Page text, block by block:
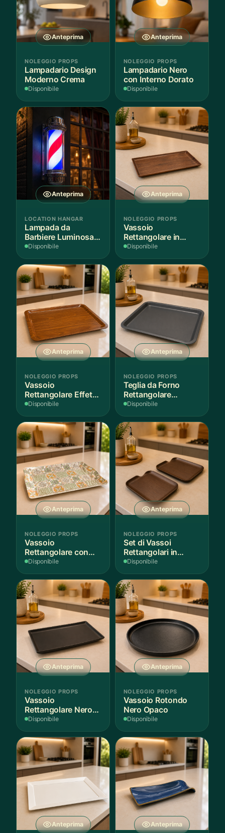
Anteprima
NOLEGGIO PROPS
Lampadario Design
Moderno Crema
Disponibile
Anteprima
NOLEGGIO PROPS
Lampadario Nero
con Interno Dorato
Disponibile
Anteprima
LOCATION HANGAR
Lampada da
Barbiere Luminosa
Rotante
Disponibile
Anteprima
NOLEGGIO PROPS
Vassoio
Rettangolare in
Legno Scuro
Disponibile
Anteprima
NOLEGGIO PROPS
Vassoio
Rettangolare Effetto
Legno
Disponibile
Anteprima
NOLEGGIO PROPS
Teglia da Forno
Rettangolare
Antiaderente
Disponibile
Anteprima
NOLEGGIO PROPS
Vassoio
Rettangolare con
Fantasia
Disponibile
Anteprima
NOLEGGIO PROPS
Set di Vassoi
Rettangolari in
Finitura Legno
Disponibile
Anteprima
NOLEGGIO PROPS
Vassoio
Rettangolare Nero
Opaco
Disponibile
Anteprima
NOLEGGIO PROPS
Vassoio Rotondo
Nero Opaco
Disponibile
Anteprima Anteprima